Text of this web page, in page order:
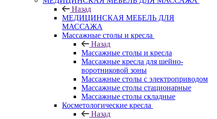
Назад
МЕДИЦИНСКАЯ МЕБЕЛЬ ДЛЯ
МАССАЖА
Массажные столы и кресла
Назад
Массажные столы и кресла
Массажные кресла для шейно-
воротниковой зоны
Массажные столы с электроприводом
Массажные столы стационарные
Массажные столы складные
Косметологические кресла
Назад